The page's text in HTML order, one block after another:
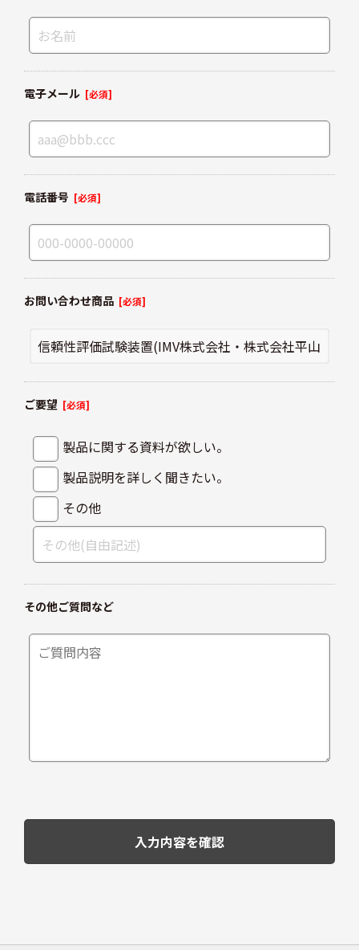
電子メール [必須]
電話番号 [必須]
お問い合わせ商品 [必須]
ご要望 [必須]
製品に関する資料が欲しい。
製品説明を詳しく聞きたい。
その他
その他ご質問など